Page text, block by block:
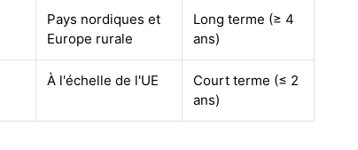
Pays nordiques et
Europe rurale
Long terme (≥ 4
ans)
À l'échelle de l'UE
Court terme (≤ 2
ans)